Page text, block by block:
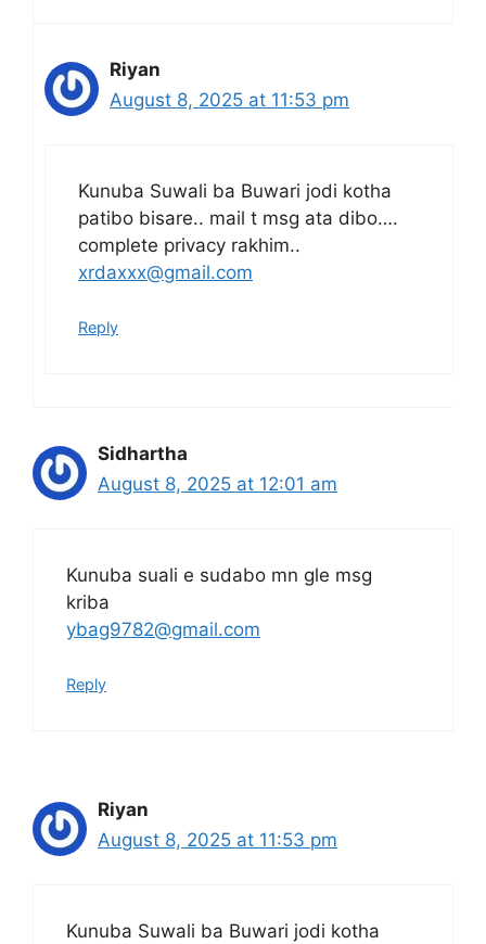
Riyan
August 8, 2025 at 11:53 pm
Kunuba Suwali ba Buwari jodi kotha
patibo bisare.. mail t msg ata dibo….
complete privacy rakhim..
xrdaxxx@gmail.com
Reply
Sidhartha
August 8, 2025 at 12:01 am
Kunuba suali e sudabo mn gle msg
kriba
ybag9782@gmail.com
Reply
Riyan
August 8, 2025 at 11:53 pm
Kunuba Suwali ba Buwari jodi kotha